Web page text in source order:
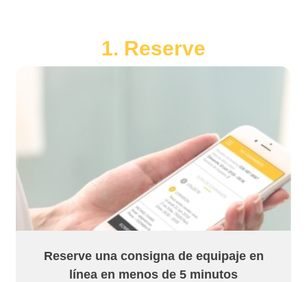
1. Reserve
Reserve una consigna de equipaje en
línea en menos de 5 minutos